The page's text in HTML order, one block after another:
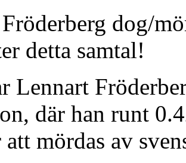
dog/
detta samtal!
Lennart
där han runt
mördas av